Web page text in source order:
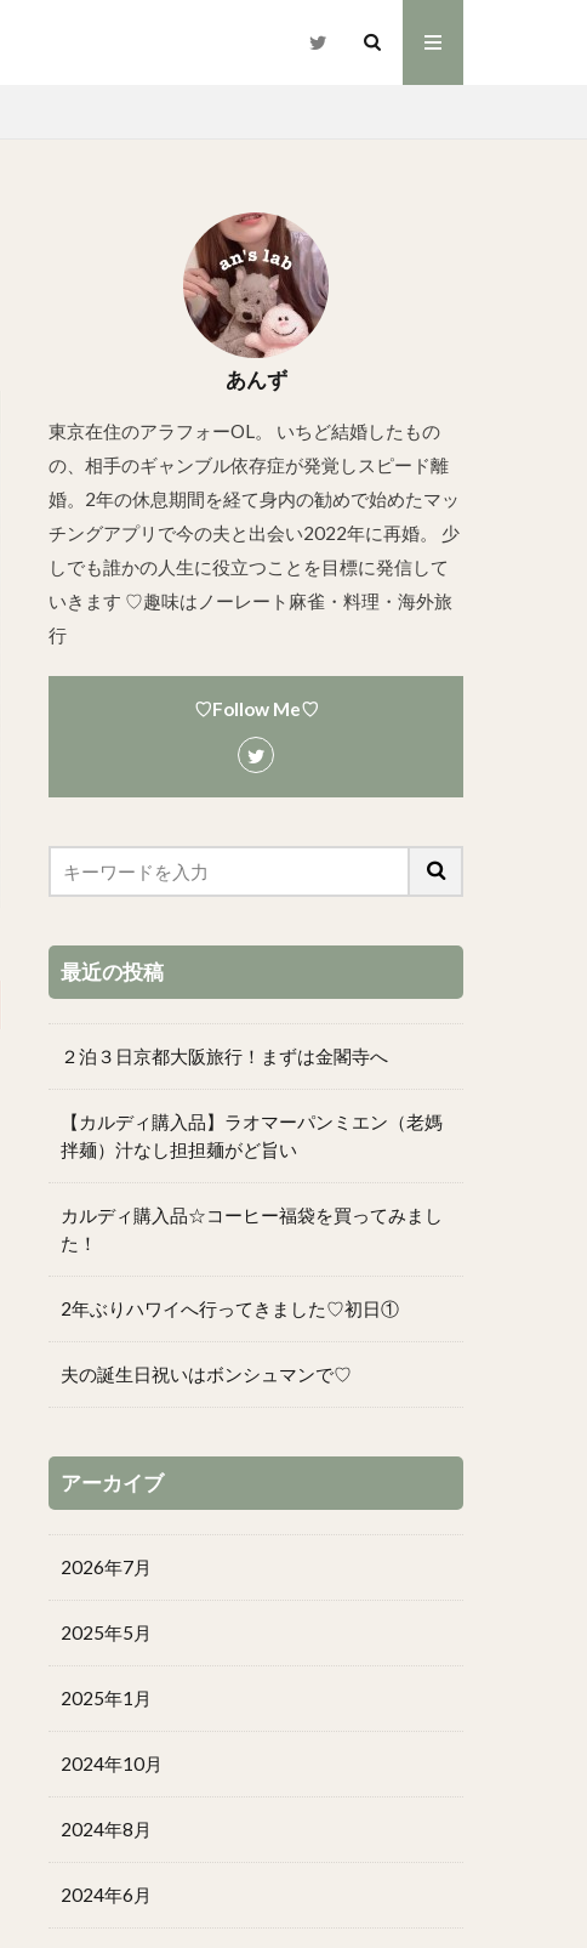
あんず
東京在住のアラフォーOL。 いちど結婚したもの
の、相手のギャンブル依存症が発覚しスピード離
婚。2年の休息期間を経て身内の勧めで始めたマッ
チングアプリで今の夫と出会い2022年に再婚。 少
しでも誰かの人生に役立つことを目標に発信して
いきます ♡趣味はノーレート麻雀・料理・海外旅
行
♡Follow Me♡
最近の投稿
２泊３日京都大阪旅行！まずは金閣寺へ
【カルディ購入品】ラオマーパンミエン（老媽
拌麺）汁なし担担麺がど旨い
カルディ購入品☆コーヒー福袋を買ってみまし
た！
2年ぶりハワイへ行ってきました♡初日①
夫の誕生日祝いはボンシュマンで♡
アーカイブ
2026年7月
2025年5月
2025年1月
2024年10月
2024年8月
2024年6月